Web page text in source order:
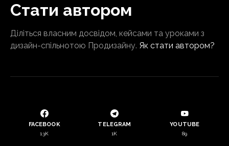
Стати автором
Діліться власним досвідом, кейсами та уроками з
дизайн-спільнотою Продизайну. Як стати автором?
FACEBOOK
13K
TELEGRAM
1K
YOUTUBE
89